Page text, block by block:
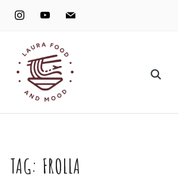
instagramyoutube mail
TAG: FROLLA